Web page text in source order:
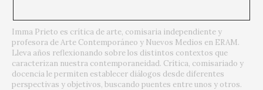
Imma Prieto es crítica de arte, comisaria independiente y
profesora de Arte Contemporáneo y Nuevos Medios en ERAM.
Lleva años reflexionando sobre los distintos contextos que
caracterizan nuestra contemporaneidad. Crítica, comisariado y
docencia le permiten establecer diálogos desde diferentes
perspectivas y objetivos, buscando puentes entre unos y otros.